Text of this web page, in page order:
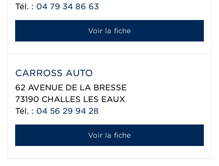
Tél. : 04 79 34 86 63
Voir la fiche
CARROSS AUTO
62 AVENUE DE LA BRESSE
73190 CHALLES LES EAUX
Tél. : 04 56 29 94 28
Voir la fiche